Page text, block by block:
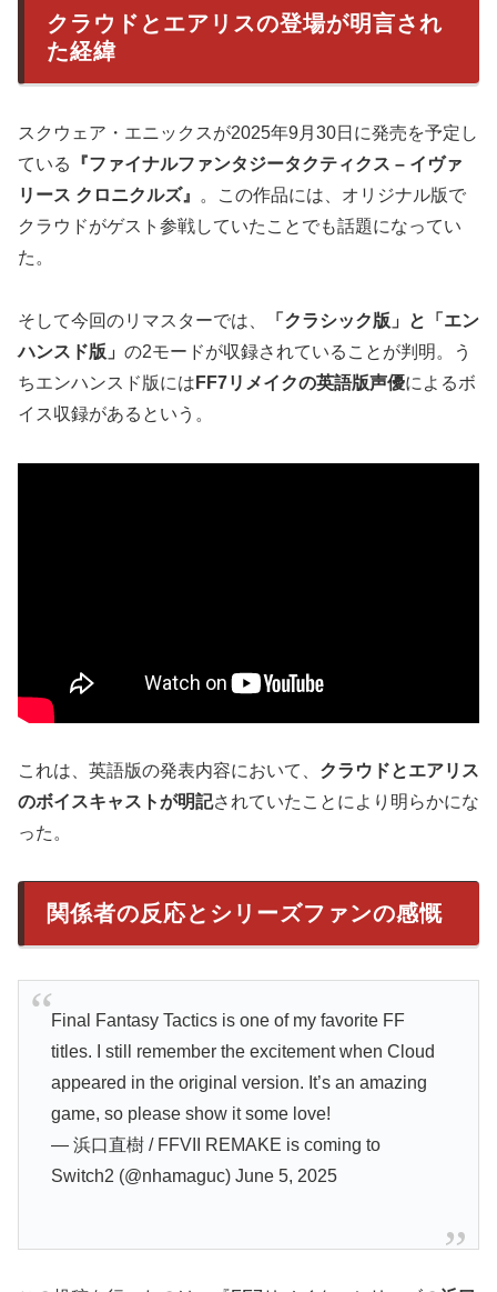
クラウドとエアリスの登場が明言され
た経緯
スクウェア・エニックスが2025年9月30日に発売を予定し
ている
『ファイナルファンタジータクティクス – イヴァ
リース クロニクルズ』
。この作品には、オリジナル版で
クラウドがゲスト参戦していたことでも話題になってい
た。
そして今回のリマスターでは、
「クラシック版」と「エン
ハンスド版」 の2モードが収録されていることが判明。う
ちエンハンスド版には FF7リメイクの英語版声優によるボ
イス収録があるという。
これは、英語版の発表内容において、 クラウドとエアリス
のボイスキャストが明記されていたことにより明らかにな
った。
関係者の反応とシリーズファンの感慨
Final Fantasy Tactics is one of my favorite FF
titles. I still remember the excitement when Cloud
appeared in the original version. It’s an amazing
game, so please show it some love!
— 浜口直樹 / FFVII REMAKE is coming to
Switch2 (@nhamaguc) June 5, 2025